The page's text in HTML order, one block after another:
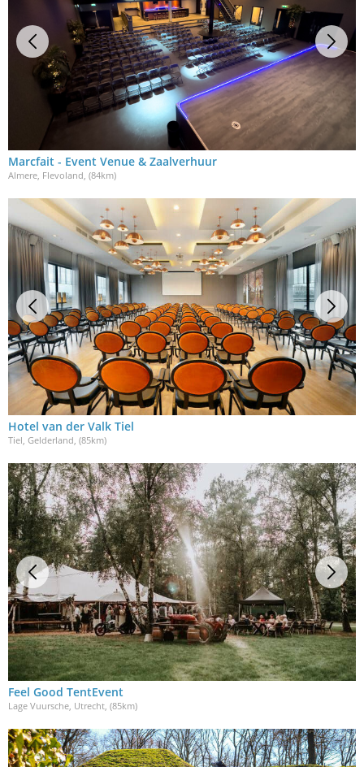
Marcfait - Event Venue & Zaalverhuur
Almere, Flevoland , (84km)
Hotel van der Valk Tiel
Tiel, Gelderland, (85km)
Feel Good TentEvent
Lage Vuursche, Utrecht , (85km)